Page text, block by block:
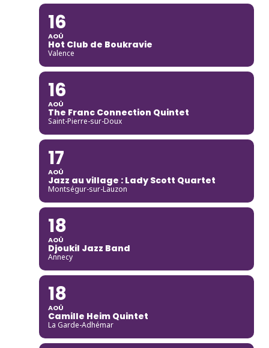
16
AOÛ
Hot Club de Boukravie
Valence
16
AOÛ
The Franc Connection Quintet
Saint-Pierre-sur-Doux
17
AOÛ
Jazz au village : Lady Scott Quartet
Montségur-sur-Lauzon
18
AOÛ
Djoukil Jazz Band
Annecy
18
AOÛ
Camille Heim Quintet
La Garde-Adhémar